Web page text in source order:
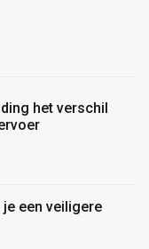
het verschil
je een veiligere